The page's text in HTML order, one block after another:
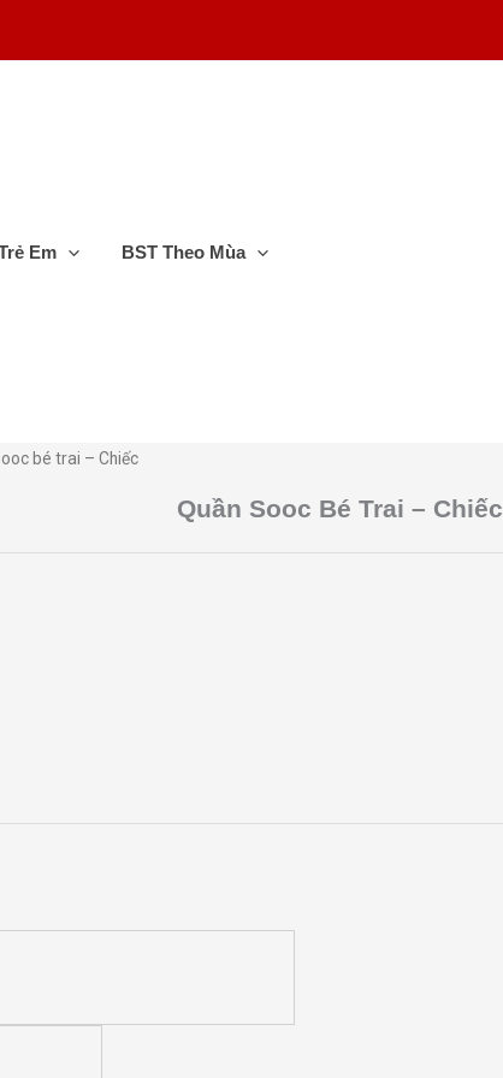
Em BST Theo Mùa
bé trai – Chiếc
Quần Sooc Bé Trai – Chiếc